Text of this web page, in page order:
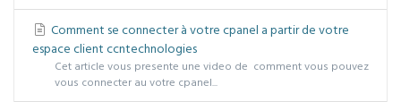
Comment se connecter à votre cpanel a partir de votre
espace client ccntechnologies
Cet article vous presente une video de comment vous pouvez
vous connecter au votre cpanel...